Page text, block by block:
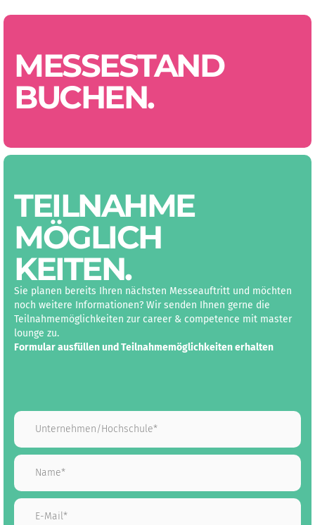
MESSESTAND
BUCHEN.
TEILNAHME
MÖGLICH
KEITEN.
Sie planen bereits Ihren nächsten Messeauftritt und möchten
noch weitere Informationen? Wir senden Ihnen gerne die
Teilnahmemöglichkeiten zur career & competence mit master
lounge zu.
Formular ausfüllen und Teilnahmemöglichkeiten erhalten